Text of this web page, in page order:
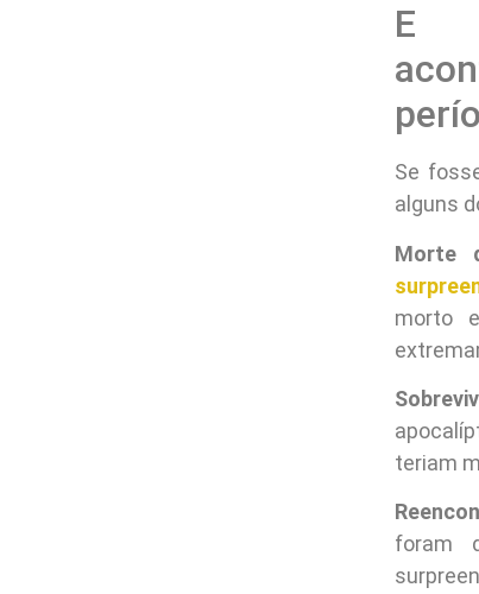
E
Se
alguns
Morte
morto
teriam
foram